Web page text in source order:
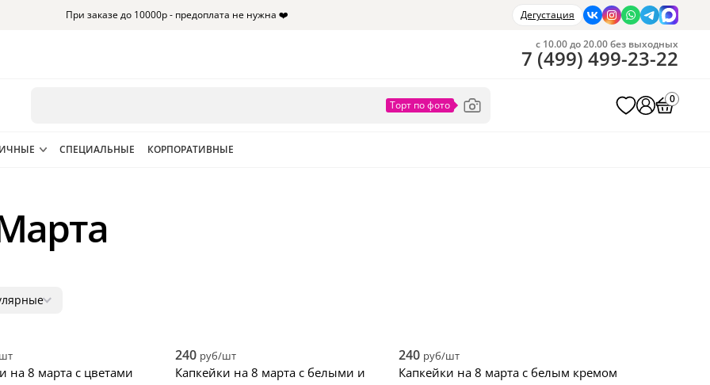
При заказе до 10000р - предоплата не нужна ❤️ Дегустация
с 10.00 до 20.00 без выходных
7 (499) 499-23-22
0
СПЕЦИАЛЬНЫЕ КОРПОРАТИВНЫЕ
дорогие
на 8 марта с цветами
240 руб/шт
Капкейки на 8 марта с белыми и
240 руб/шт
Капкейки на 8 марта с белым кремом